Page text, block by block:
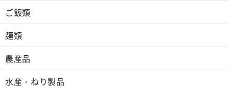
ご飯類
麺類
農産品
水産・ねり製品